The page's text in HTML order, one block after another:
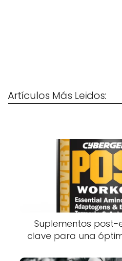
Artículos Más Leidos:
Suplementos post-
clave para una